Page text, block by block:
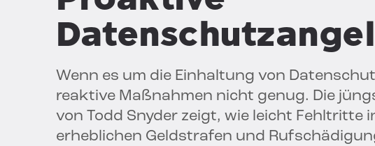
Wenn es um die Einhaltung von
reaktive Maßnahmen nicht genug. Die
von Todd Snyder zeigt, wie leicht Fehltritte
erheblichen Geldstrafen und